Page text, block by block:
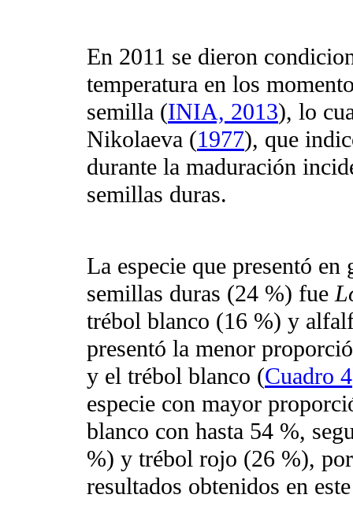
En 2011 se dieron
temperatura en los
semilla (INIA, 2013), lo
Nikolaeva (1977), que
durante la maduración
semillas duras.
La especie que presentó
semillas duras (24 %) fue
trébol blanco (16 %) y
presentó la menor
y el trébol blanco (Cuadro 4
especie con mayor
blanco con hasta 54 %,
%) y trébol rojo (26 %),
resultados obtenidos en